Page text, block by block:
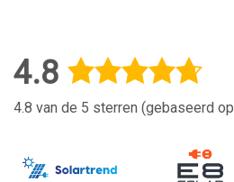
4.8
4.8 van de 5 sterren (gebaseerd op